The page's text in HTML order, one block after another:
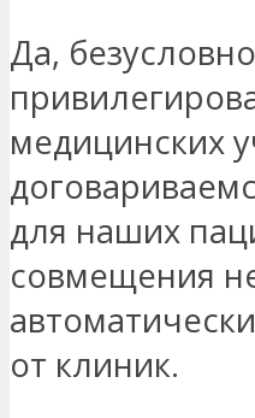
Да,
медицинских
для наших
совмещения
от клиник.